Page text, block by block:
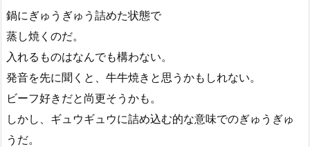
鍋にぎゅうぎゅう詰めた状態で
蒸し焼くのだ。
入れるものはなんでも構わない。
発音を先に聞くと、牛牛焼きと思うかもしれない。
ビーフ好きだと尚更そうかも。
しかし、ギュウギュウに詰め込む的な意味でのぎゅうぎゅ
うだ。